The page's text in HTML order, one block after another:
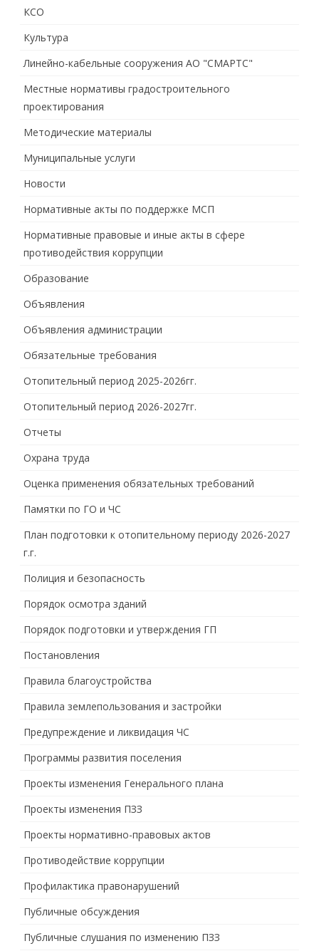
КСО
Культура
Линейно-кабельные сооружения АО "СМАРТС"
Местные нормативы градостроительного
проектирования
Методические материалы
Муниципальные услуги
Новости
Нормативные акты по поддержке МСП
Нормативные правовые и иные акты в сфере
противодействия коррупции
Образование
Объявления
Объявления администрации
Обязательные требования
Отопительный период 2025-2026гг.
Отопительный период 2026-2027гг.
Отчеты
Охрана труда
Оценка применения обязательных требований
Памятки по ГО и ЧС
План подготовки к отопительному периоду 2026-2027
г.г.
Полиция и безопасность
Порядок осмотра зданий
Порядок подготовки и утверждения ГП
Постановления
Правила благоустройства
Правила землепользования и застройки
Предупреждение и ликвидация ЧС
Программы развития поселения
Проекты изменения Генерального плана
Проекты изменения ПЗЗ
Проекты нормативно-правовых актов
Противодействие коррупции
Профилактика правонарушений
Публичные обсуждения
Публичные слушания по изменению ПЗЗ